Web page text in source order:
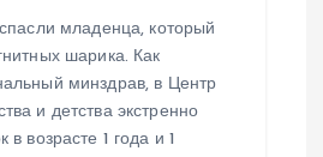
младенца, который
шарика. Как
минздрав, в Центр
и детства экстренно
в возрасте 1 года и 1